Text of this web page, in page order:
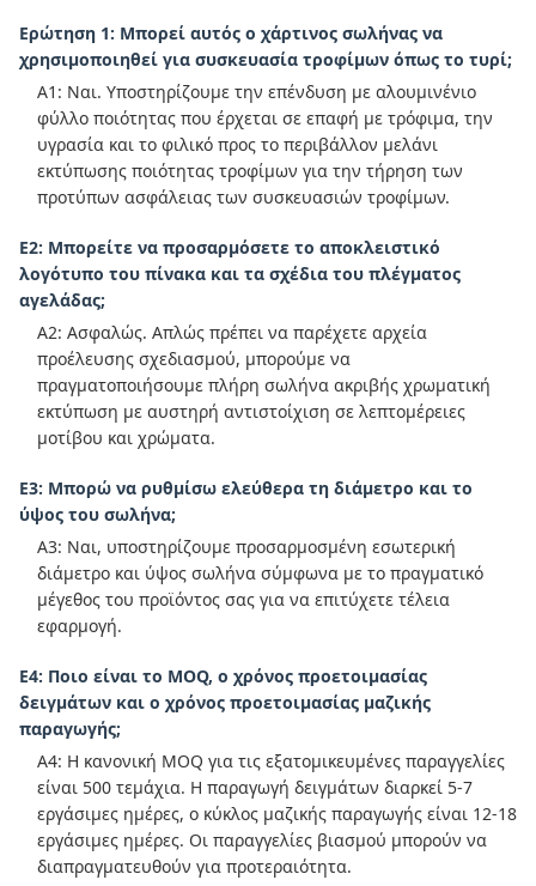
Ερώτηση 1: Μπορεί αυτός ο χάρτινος σωλήνας να
χρησιμοποιηθεί για συσκευασία τροφίμων όπως το τυρί;
Α1: Ναι. Υποστηρίζουμε την επένδυση με αλουμινένιο
φύλλο ποιότητας που έρχεται σε επαφή με τρόφιμα, την
υγρασία και το φιλικό προς το περιβάλλον μελάνι
εκτύπωσης ποιότητας τροφίμων για την τήρηση των
προτύπων ασφάλειας των συσκευασιών τροφίμων.
Ε2: Μπορείτε να προσαρμόσετε το αποκλειστικό
λογότυπο του πίνακα και τα σχέδια του πλέγματος
αγελάδας;
Α2: Ασφαλώς. Απλώς πρέπει να παρέχετε αρχεία
προέλευσης σχεδιασμού, μπορούμε να
πραγματοποιήσουμε πλήρη σωλήνα ακριβής χρωματική
εκτύπωση με αυστηρή αντιστοίχιση σε λεπτομέρειες
μοτίβου και χρώματα.
Ε3: Μπορώ να ρυθμίσω ελεύθερα τη διάμετρο και το
ύψος του σωλήνα;
Α3: Ναι, υποστηρίζουμε προσαρμοσμένη εσωτερική
διάμετρο και ύψος σωλήνα σύμφωνα με το πραγματικό
μέγεθος του προϊόντος σας για να επιτύχετε τέλεια
εφαρμογή.
Ε4: Ποιο είναι το MOQ, ο χρόνος προετοιμασίας
δειγμάτων και ο χρόνος προετοιμασίας μαζικής
παραγωγής;
Α4: Η κανονική MOQ για τις εξατομικευμένες παραγγελίες
είναι 500 τεμάχια. Η παραγωγή δειγμάτων διαρκεί 5-7
εργάσιμες ημέρες, ο κύκλος μαζικής παραγωγής είναι 12-18
εργάσιμες ημέρες. Οι παραγγελίες βιασμού μπορούν να
διαπραγματευθούν για προτεραιότητα.